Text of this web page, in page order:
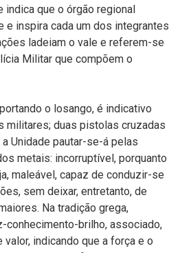
indica que o órgão regional
e inspira cada um dos integrantes
ladeiam o vale e referem-se
Militar que compõem o
o losango, é indicativo
militares; duas pistolas cruzadas
Unidade pautar-se-á pelas
metais: incorruptível, porquanto
maleável, capaz de conduzir-se
sem deixar, entretanto, de
Na tradição grega,
conhecimento-brilho, associado,
valor, indicando que a força e o